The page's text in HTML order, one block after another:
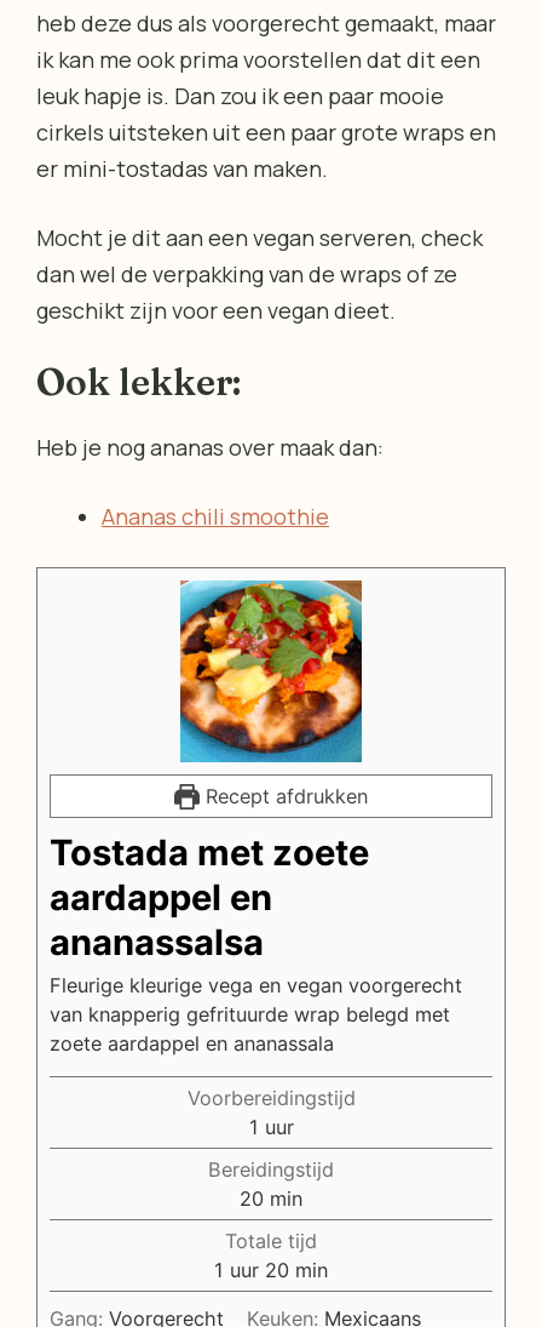
heb deze dus als voorgerecht gemaakt, maar
ik kan me ook prima voorstellen dat dit een
leuk hapje is. Dan zou ik een paar mooie
cirkels uitsteken uit een paar grote wraps en
er mini-tostadas van maken.
Mocht je dit aan een vegan serveren, check
dan wel de verpakking van de wraps of ze
geschikt zijn voor een vegan dieet.
Ook lekker:
Heb je nog ananas over maak dan:
Ananas chili smoothie
Recept afdrukken
Tostada met zoete
aardappel en
ananassalsa
Fleurige kleurige vega en vegan voorgerecht
van knapperig gefrituurde wrap belegd met
zoete aardappel en ananassala
Voorbereidingstijd
1 uur
uur
Bereidingstijd
20 minuten
min
Totale tijd
1 uur
uur 20 minuten
min
Gang: Voorgerecht Keuken: Mexicaans